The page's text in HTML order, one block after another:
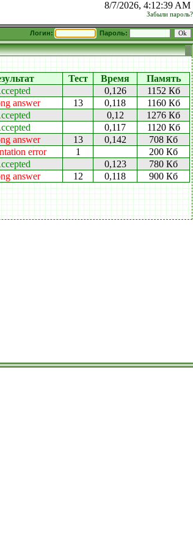
8/7/2026, 4:12:39 AM
Забыли пароль?
Логин: Пароль:
Тест Время
Память
0,126
1152 Кб
answer 13 0,118
1160 Кб
0,12
1276 Кб
0,117
1120 Кб
answer 13 0,142
708 Кб
error 1
200 Кб
0,123
780 Кб
answer 12 0,118
900 Кб